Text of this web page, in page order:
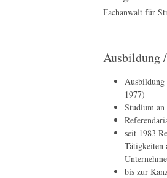
Fachanwalt für
Ausbildung
1977)
Studium
seit 1983
Tätigkeiten
bis zur